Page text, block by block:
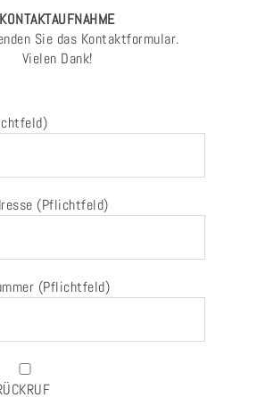
KONTAKTAUFNAHME
Sie das Kontaktformular.
Vielen Dank!
(Pflichtfeld)
(Pflichtfeld)